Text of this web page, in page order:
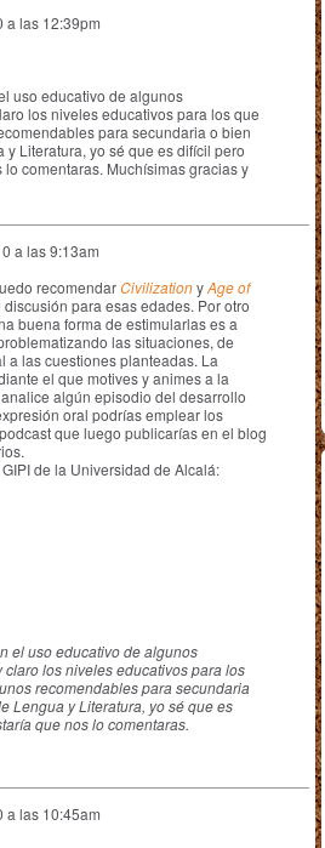
a las 12:39pm
uso educativo de algunos
los niveles educativos para los que
para secundaria o bien
Literatura, yo sé que es difícil pero
comentaras. Muchísimas gracias y
a las 9:13am
recomendarCivilizationyAge of
para esas edades. Por otro
buena forma de estimularlas es a
las situaciones, de
a las cuestiones planteadas. La
el que motives y animes a la
algún episodio del desarrollo
oral podrías emplear los
que luego publicarías en el blog
de la Universidad de Alcalá:
el uso educativo de algunos
los niveles educativos para los
recomendables para secundaria
Lengua y Literatura, yo sé que es
que nos lo comentaras.
a las 10:45am